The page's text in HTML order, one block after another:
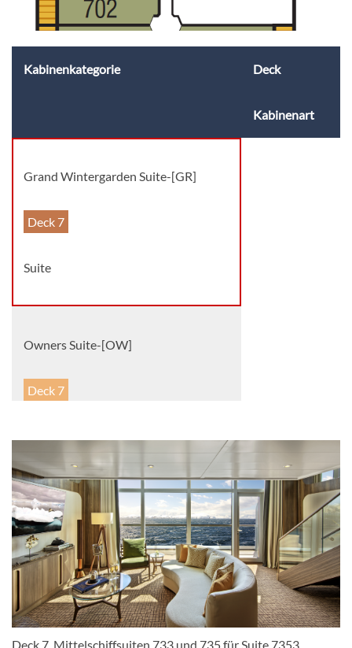
Kabinenkategorie Deck
Kabinenart
Grand Wintergarden Suite-[GR]
Deck 7
Suite
Owners Suite-[OW]
Deck 7
Penthouse Panorama Suite-[PA]
Deck 5
Suite
Deck 7, Mittelschiffsuiten 733 und 735 für Suite 7353